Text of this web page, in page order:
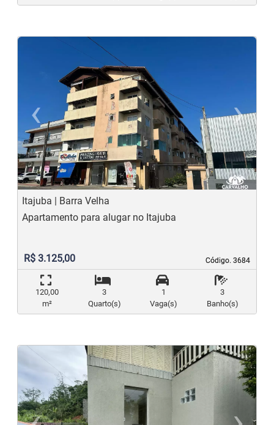
‹
Previous
›
Itajuba | Barra Velha
Código. 3684
Código. 3684
Apartamento para alugar no Itajuba
R$ 3.125,00
120,00
m²
3
Quarto(s)
1
Vaga(s)
3
Banho(s)